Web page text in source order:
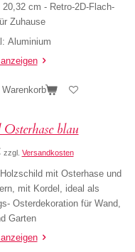
cm - Retro-2D-Flach-
Zuhause
Aluminium
Warenkorb
blau
zzgl. Versandkosten
mit Osterhase und
mit Kordel, ideal als
Osterdekoration für Wand,
Garten